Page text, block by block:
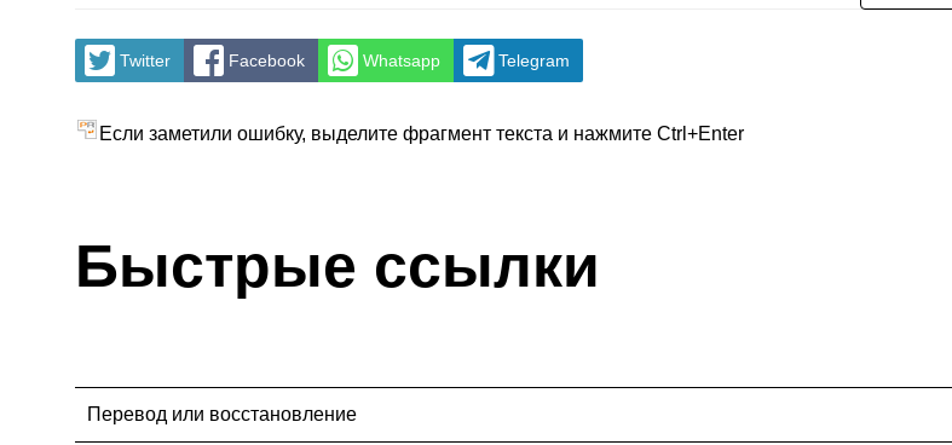
Twitter Facebook Whatsapp Telegram
Если заметили ошибку, выделите фрагмент текста и нажмите Ctrl+Enter
Быстрые ссылки
Перевод или восстановление